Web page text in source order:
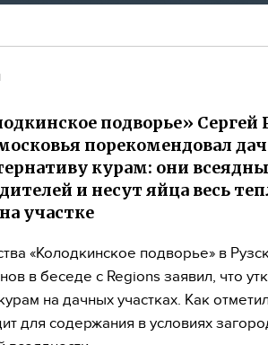
подворье» Сергей
порекомендовал
курам: они
и несут яйца весь
участке
«Колодкинское подворье» в
в беседе с Regions заявил, что
на дачных участках. Как
для содержания в условиях